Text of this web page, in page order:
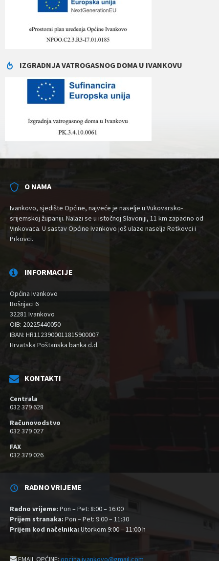
IZGRADNJA VATROGASNOG DOMA U IVANKOVU
O NAMA
Ivankovo, sjedište Općine, najveće je naselje u Vukovarsko-
srijemskoj županiji. Nalazi se u istočnoj Slavoniji, 11 km zapadno od
Vinkovaca. U sastav Općine Ivankovo još ulaze naselja Retkovci i
Prkovci.
INFORMACIJE
Općina Ivankovo
Bošnjaci 6
32281 Ivankovo
OIB: 20225440050
IBAN: HR1123900011815900007
Hrvatska Poštanska banka d.d.
KONTAKTI
Centrala
032 379 628
Računovodstvo
032 379 027
FAX
032 379 026
RADNO VRIJEME
Radno vrijeme: Pon – Pet: 8:00 – 16:00
Prijem stranaka: Pon – Pet: 9:00 – 11:30
Prijem kod načelnika: Utorkom 9:00 – 11:00 h
EMAIL OPĆINE: opcina.ivankovo@gmail.com